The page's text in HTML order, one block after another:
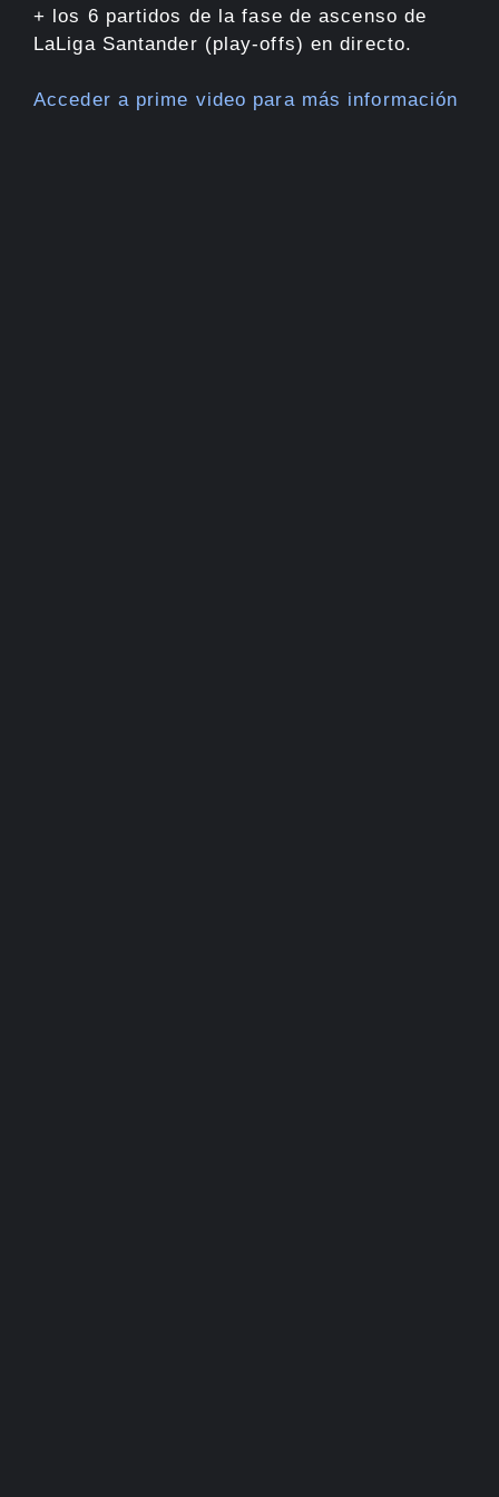
+ los 6 partidos de la fase de ascenso de
LaLiga Santander (play-offs) en directo.
Acceder a prime video para más información